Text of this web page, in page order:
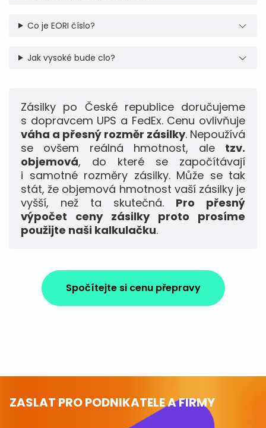
Co je EORI číslo?
Jak vysoké bude clo?
Zásilky po České republice doručujeme
s dopravcem UPS a FedEx. Cenu ovlivňuje
váha a přesný rozměr zásilky. Nepoužívá
se ovšem reálná hmotnost, ale tzv.
objemová, do které se započítávají
i samotné rozměry zásilky. Může se tak
stát, že objemová hmotnost vaší zásilky je
vyšší, než ta skutečná. Pro přesný
výpočet ceny zásilky proto prosíme
použijte naši kalkulačku.
Spočítejte si cenu přepravy
ZASLAT PRO PODNIKATELE A FIRMY